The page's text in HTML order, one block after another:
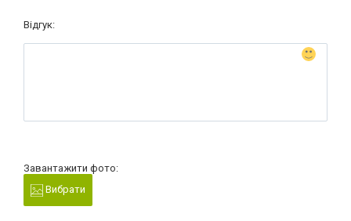
Відгук:
Завантажити фото:
Вибрати